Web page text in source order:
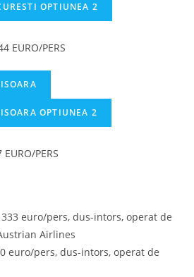
OPTIUNEA 2
EURO/PERS
OPTIUNEA 2
PERS
euro/pers, dus-intors, operat de
Airlines
euro/pers, dus-intors, operat de